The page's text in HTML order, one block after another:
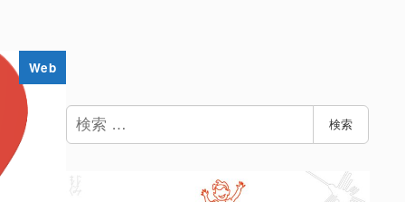
Web
検
索
検索